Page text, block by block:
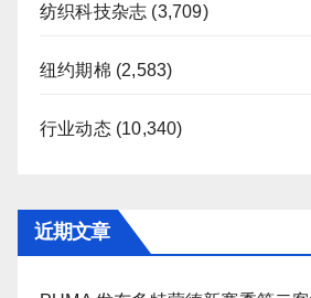
纺织科技杂志 (3,709)
纽约期棉 (2,583)
行业动态(10,340)
近期文章